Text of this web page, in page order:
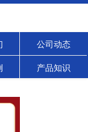
公司动态
产品知识